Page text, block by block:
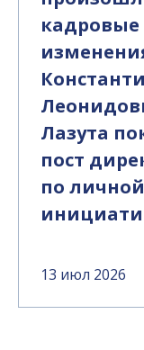
кадровые
Лазута
пост
по личной
13 июл 2026